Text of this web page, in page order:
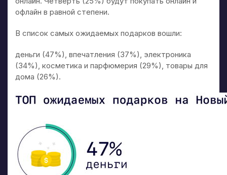
офлайн в равной степени.
В список самых ожидаемых подарков вошли:
деньги (47%), впечатления (37%), электроника
(34%), косметика и парфюмерия (29%), товары для
дома (26%).